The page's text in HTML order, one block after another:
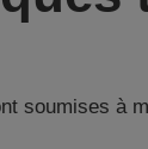
soumises à